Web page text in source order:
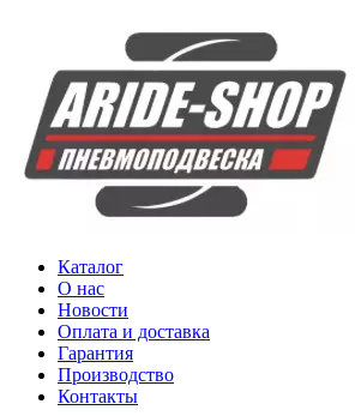
Каталог
О нас
Новости
Оплата и доставка
Гарантия
Производство
Контакты